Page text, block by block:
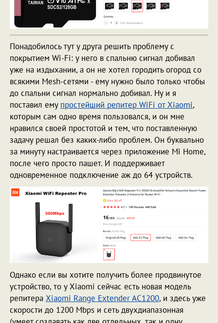
Понадобилось тут у друга решить проблему с
покрытием Wi-Fi: у него в спальню сигнал добивал
уже на издыхании, а он не хотел городить огород со
всякими Mesh-сетями - ему нужно было только чтобы
до спальни сигнал нормально добивал. Ну и я
поставил ему простейший репитер WiFi от Xiaomi,
которым сам одно время пользовался, и он мне
нравился своей простотой и тем, что поставленную
задачу решал без каких-либо проблем. Он буквально
за минуту настраивается через приложение Mi Home,
после чего просто пашет. И поддерживает
одновременное подключение аж до 64 устройств.
Однако если вы хотите получить более продвинутое
устройство, то у Xiaomi сейчас есть новая модель
репитера Xiaomi Range Extender AC1200, и здесь уже
скорости до 1200 Mbps и сеть двухдиапазонная